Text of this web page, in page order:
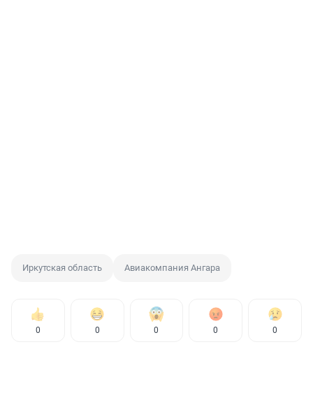
Иркутская область Авиакомпания Ангара
0 0 0 0 0